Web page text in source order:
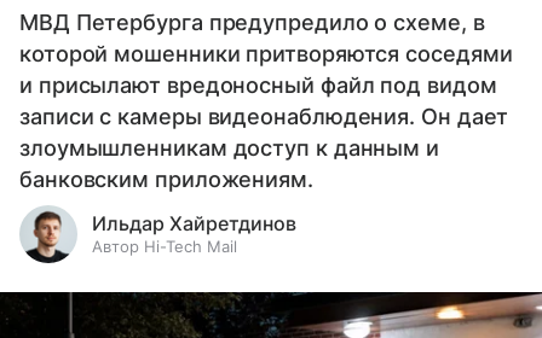
МВД Петербурга предупредило о схеме, в
которой мошенники притворяются соседями
и присылают вредоносный файл под видом
записи с камеры видеонаблюдения. Он дает
злоумышленникам доступ к данным и
банковским приложениям.
Ильдар Хайретдинов
Автор Hi-Tech Mail